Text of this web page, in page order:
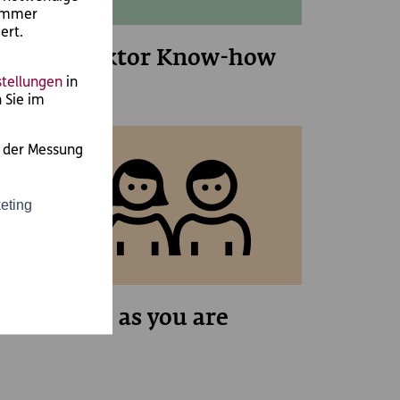
in
Sie im
Messung
Erfolgsfaktor Know-how
Come as you are